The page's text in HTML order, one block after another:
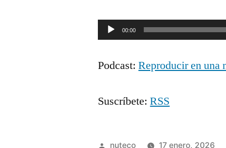
Reproductor
audio
00:00
Podcast:Reproducir en una
Suscríbete:RSS
Publicada
nuteco 17 enero, 2026